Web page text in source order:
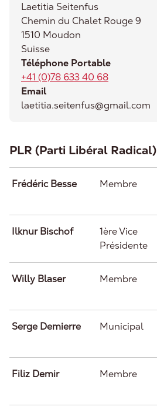
Laetitia Seitenfus
Chemin du Chalet Rouge 9
1510 Moudon
Suisse
Téléphone Portable
+41 (0)78 633 40 68
Email
laetitia.seitenfus@gmail.com
PLR (Parti Libéral Radical)
Frédéric Besse Membre
Ilknur Bischof
1ère Vice
Présidente
Willy Blaser Membre
Serge Demierre Municipal
Filiz Demir Membre